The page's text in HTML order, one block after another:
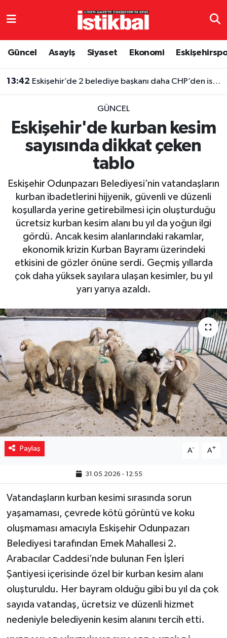
Güncel Asayiş Siyaset Ekonomi
13:42 Eskişehir’de 2 belediye başkanı daha CHP’den istifa etti
GÜNCEL
Eskişehir'de kurban kesim
sayısında dikkat çeken
tablo
Eskişehir Odunpazarı Belediyesi’nin vatandaşların
kurban ibadetlerini hijyenik, güvenli ve düzenli
koşullarda yerine getirebilmesi için oluşturduğu
ücretsiz kurban kesim alanı bu yıl da yoğun ilgi
gördü. Ancak kesim alanlarındaki rakamlar,
ekonomik krizin Kurban Bayramı üzerindeki
etkisini de gözler önüne serdi. Geçmiş yıllarda
çok daha yüksek sayılara ulaşan kesimler, bu yıl
yarı yarıya azaldı.
Paylaş A- A+
31.05.2026 - 12:55
Vatandaşların kurban kesimi sırasında sorun
yaşamaması, çevrede kötü görüntü ve koku
oluşmaması amacıyla Eskişehir Odunpazarı
Belediyesi tarafından Emek Mahallesi 2.
Arabacılar Caddesi’nde bulunan Fen İşleri
Şantiyesi içerisinde özel bir kurban kesim alanı
oluşturuldu. Her bayram olduğu gibi bu yıl da çok
sayıda vatandaş, ücretsiz ve düzenli hizmet
nedeniyle belediyenin kesim alanını tercih etti.
Eskişehirspor
Spor
Ekonomi
Sağlık
Yaşam
Resmi ilanlar
Eskişehir Nöbetçi Eczaneler
TFF 3.Lig 4.Grup Puan Durumu ve Fikstür
Son Dakika Haberleri
Haber Arşivi